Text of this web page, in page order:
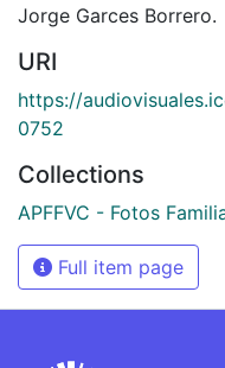
Jorge Garces Borrero.
URI
https://
0752
Collections
APFFVC - Fotos
Full item page